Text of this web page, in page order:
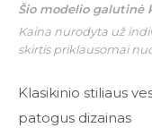
Šio modelio galutinė
Kaina nurodyta už
skirtis priklausomai
Klasikinio stiliaus
patogus dizainas